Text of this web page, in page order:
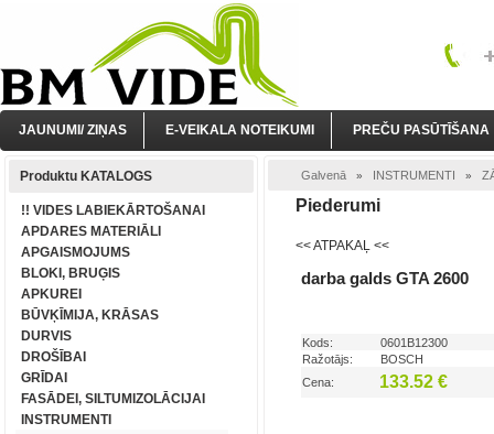
JAUNUMI/ ZIŅAS E-VEIKALA NOTEIKUMI PREČU PASŪTĪŠANA
Produktu KATALOGS
!! VIDES LABIEKĀRTOŠANAI
APDARES MATERIĀLI
APGAISMOJUMS
BLOKI, BRUĢIS
APKUREI
BŪVĶĪMIJA, KRĀSAS
DURVIS
DROŠĪBAI
GRĪDAI
FASĀDEI, SILTUMIZOLĀCIJAI
INSTRUMENTI
Galvenā » INSTRUMENTI »
Piederumi
<< ATPAKAĻ <<
darba galds GTA 2600
Kods:
0601B12300
Ražotājs:
BOSCH
Cena:
133.52 €